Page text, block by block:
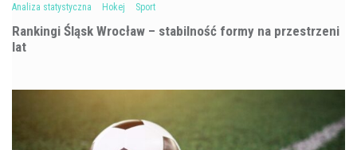
Analiza statystyczna Hokej Sport
Rankingi Śląsk Wrocław – stabilność formy na przestrzeni
lat